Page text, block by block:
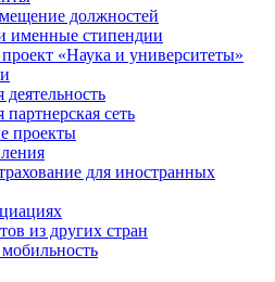
должностей
именные стипендии
«Наука и университеты»
сеть
проекты
для иностранных
из других стран